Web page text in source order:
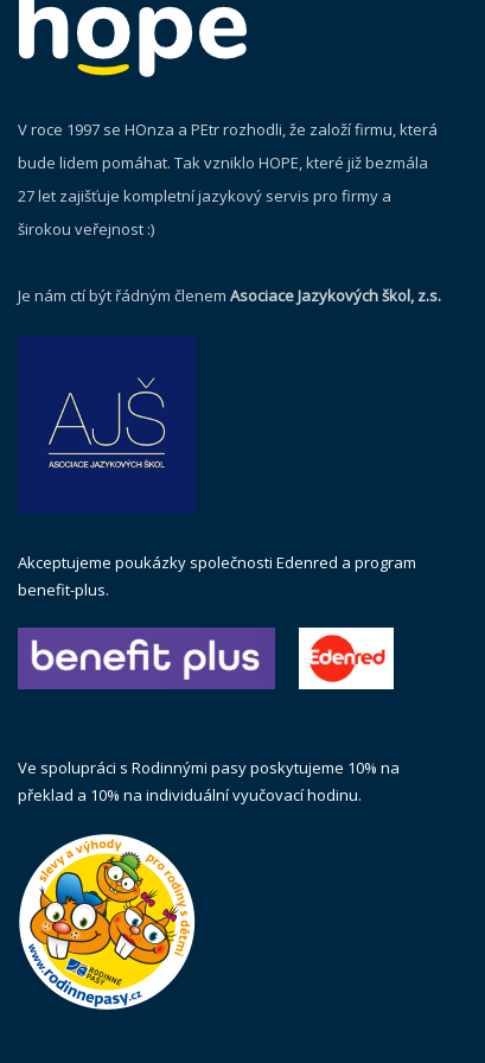
V roce 1997 se HOnza a PEtr rozhodli, že založí firmu, která
bude lidem pomáhat. Tak vzniklo HOPE, které již bezmála
27 let zajišťuje kompletní jazykový servis pro firmy a
širokou veřejnost :)
Je nám ctí být řádným členem Asociace Jazykových škol, z.s.
Akceptujeme poukázky společnosti Edenred a program
benefit-plus.
Ve spolupráci s Rodinnými pasy poskytujeme 10% na
překlad a 10% na individuální vyučovací hodinu.